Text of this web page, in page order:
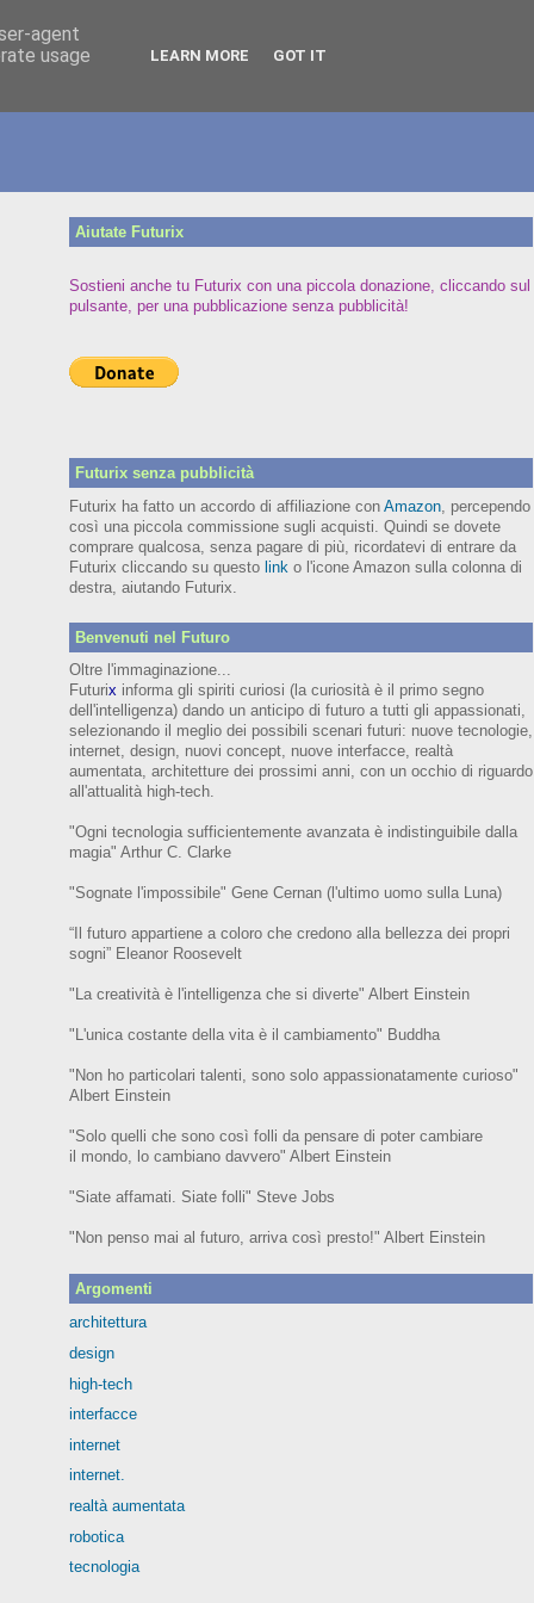
Aiutate Futurix
Sostieni anche tu Futurix con una piccola donazione, cliccando sul
pulsante, per una pubblicazione senza pubblicità!
Futurix senza pubblicità
Futurix ha fatto un accordo di affiliazione con Amazon, percependo
così una piccola commissione sugli acquisti. Quindi se dovete
comprare qualcosa, senza pagare di più, ricordatevi di entrare da
Futurix cliccando su questo link o l'icone Amazon sulla colonna di
destra, aiutando Futurix.
Benvenuti nel Futuro
Oltre l'immaginazione...
Futurix informa gli spiriti curiosi (la curiosità è il primo segno
dell'intelligenza)dando un anticipo di futuroa tutti gli appassionati,
selezionando il meglio dei possibili scenari futuri: nuove tecnologie,
internet, design, nuovi concept, nuove interfacce, realtà
aumentata, architetture dei prossimi anni, con un occhio di riguardo
all'attualità high-tech.
"Ogni tecnologia sufficientemente avanzata è indistinguibile dalla
magia" Arthur C. Clarke
"Sognate l'impossibile" Gene Cernan (l'ultimo uomo sulla Luna)
“Il futuro appartiene a coloro che credono alla bellezza dei propri
sogni” EleanorRoosevelt
"La creatività è l'intelligenza che si diverte" Albert Einstein
"L'unica costante della vita è il cambiamento" Buddha
"Non ho particolari talenti, sono solo appassionatamente curioso"
Albert Einstein
"Solo quelli che sono così folli da pensare di poter cambiare
il mondo, lo cambiano davvero" Albert Einstein
"Siate affamati. Siate folli" Steve Jobs
"Non penso mai al futuro, arriva così presto!" Albert Einstein
Argomenti
architettura
design
high-tech
interfacce
internet
internet.
realtà aumentata
robotica
tecnologia
agent
usage
LEARN MORE GOT IT